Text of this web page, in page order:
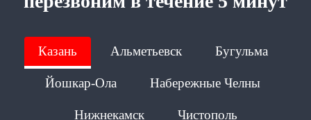
Казань Альметьевск Бугульма
Йошкар-Ола Набережные Челны
Нижнекамск Чистополь